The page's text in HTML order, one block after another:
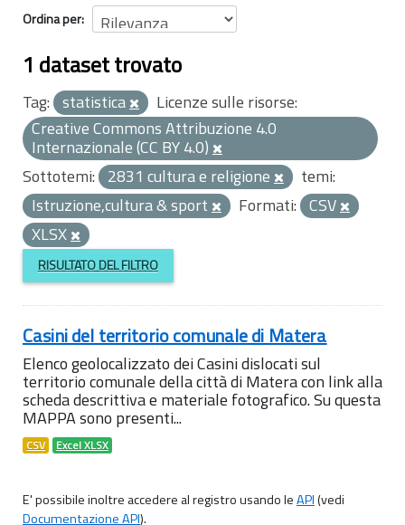
Ordina per
1 dataset trovato
Tag: statistica
Licenze sulle risorse:
Creative Commons Attribuzione 4.0
Internazionale (CC BY 4.0)
Sottotemi: 2831 cultura e religione
temi:
Istruzione,cultura & sport
Formati: CSV
XLSX
RISULTATO DEL FILTRO
Casini del territorio comunale di Matera
Elenco geolocalizzato dei Casini dislocati sul
territorio comunale della città di Matera con link alla
scheda descrittiva e materiale fotografico. Su questa
MAPPA sono presenti...
CSV Excel XLSX
E' possibile inoltre accedere al registro usando leAPI(vedi
Documentazione API).